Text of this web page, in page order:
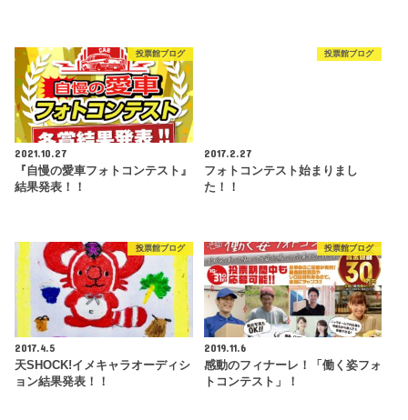
投票館ブログ
2021.10.27
『自慢の愛車フォトコンテスト』
結果発表！！
投票館ブログ
2017.2.27
フォトコンテスト始まりまし
た！！
投票館ブログ
2017.4.5
天SHOCK!イメキャラオーディシ
ョン結果発表！！
投票館ブログ
2019.11.6
感動のフィナーレ！「働く姿フォ
トコンテスト」！